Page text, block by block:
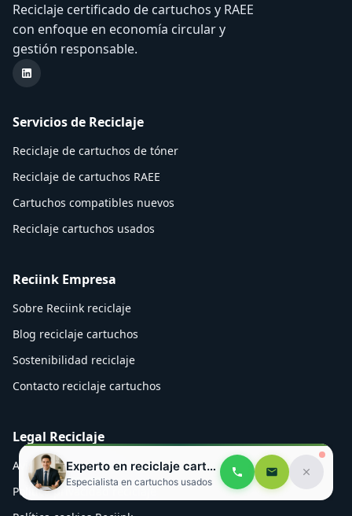
Experto en reciclaje cartuchos
Especialista en cartuchos usados
Reciclaje certificado de cartuchos y RAEE
con enfoque en economía circular y
gestión responsable.
LinkedIn Reciink
Servicios de Reciclaje
Reciclaje de cartuchos de tóner
Reciclaje de cartuchos RAEE
Cartuchos compatibles nuevos
Reciclaje cartuchos usados
Reciink Empresa
Sobre Reciink reciclaje
Blog reciclaje cartuchos
Sostenibilidad reciclaje
Contacto reciclaje cartuchos
Legal Reciclaje
Aviso legal cartuchos
Política privacidad reciclaje